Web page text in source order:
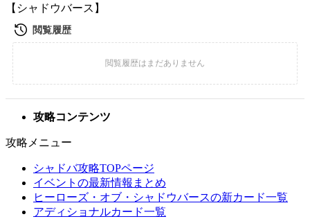
【シャドウバース】
攻略コンテンツ
攻略メニュー
シャドバ攻略TOPページ
イベントの最新情報まとめ
ヒーローズ・オブ・シャドウバースの新カード一覧
アディショナルカード一覧